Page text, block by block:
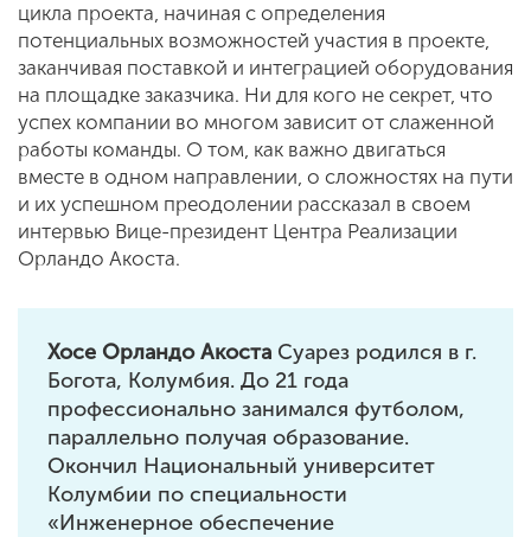
цикла проекта, начиная с определения
потенциальных возможностей участия в проекте,
заканчивая поставкой и интеграцией оборудования
на площадке заказчика. Ни для кого не секрет, что
успех компании во многом зависит от слаженной
работы команды. О том, как важно двигаться
вместе в одном направлении, о сложностях на пути
и их успешном преодолении рассказал в своем
интервью Вице-президент Центра Реализации
Орландо Акоста.
Хосе Орландо Акocта Суарез родился в г.
Богота, Колумбия. До 21 года
профессионально занимался футболом,
параллельно получая образование.
Окончил Национальный университет
Колумбии по специальности
«Инженерное обеспечение